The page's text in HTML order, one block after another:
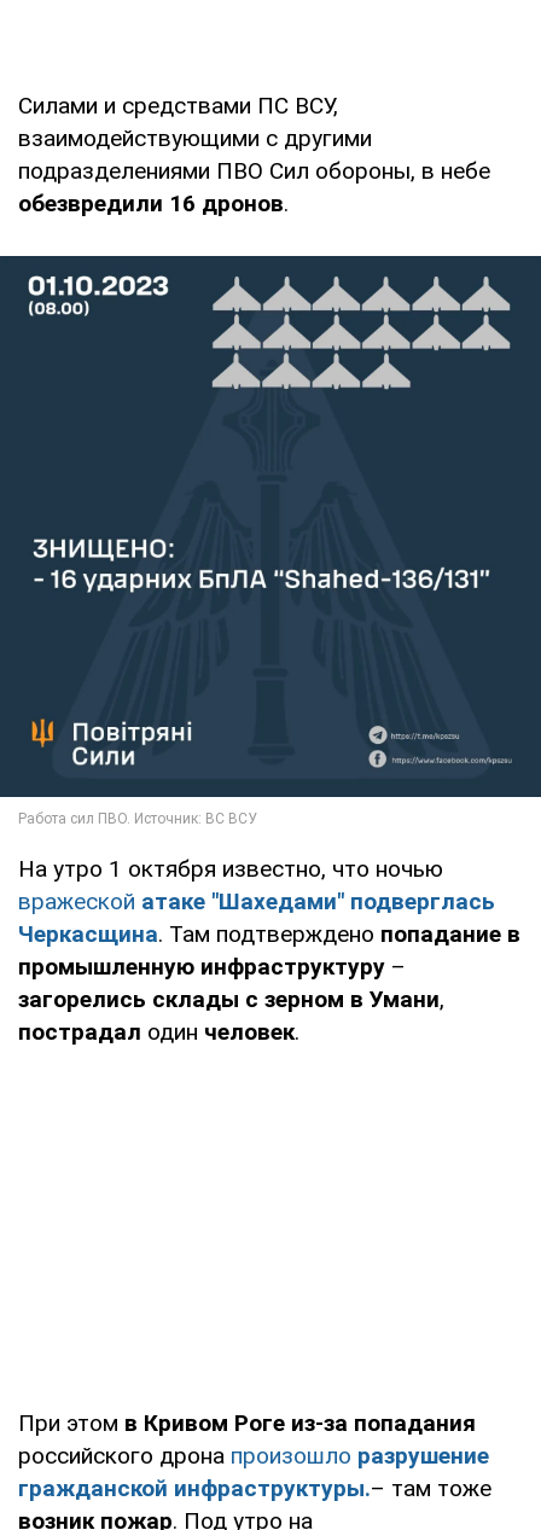
Силами и средствами ПС ВСУ,
взаимодействующими с другими
подразделениями ПВО Сил обороны, в небе
обезвредили 16 дронов.
На утро 1 октября известно, что ночью
вражеской атаке "Шахедами" подверглась
Черкасщина. Там подтверждено попадание в
промышленную инфраструктуру –
загорелись склады с зерном в Умани,
пострадал один человек.
При этом в Кривом Роге из-за попадания
российского дрона произошло разрушение
гражданской инфраструктуры.– там тоже
возник пожар. Под утро на